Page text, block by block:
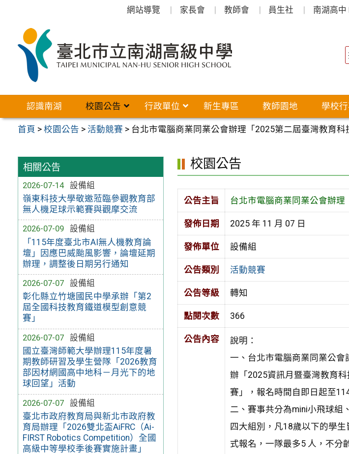
網站導覽 家長會 教師會 員生社 南湖高中
認識南湖 校園公告 行政單位 新生專區 教師園地 學校
首頁 >校園公告 > 活動競賽 > 台北市電腦商業同業公會辦理「2025第二屆臺灣教育科
相關公告
2026-07-14
設備組
嶺東科技大學敬邀蒞臨參觀教育部
無人機足球示範賽與觀摩交流
2026-07-09
設備組
「115年度臺北市AI無人機教育論
壇」因應巴威颱風影響，論壇延期
辦理，調整後日期另行通知
2026-07-07
設備組
彰化縣立竹塘國民中學承辦「第2
屆全國科技教育鐵道模型創意競
賽」
2026-07-07
設備組
國立臺灣師範大學辦理115年度暑
期教師研習及學生營隊「2026教育
部因材網國高中地科－月光下的地
球回望」活動
2026-07-07
設備組
臺北市政府教育局與新北市政府教
育局辦理「2026雙北盃AiFRC（Ai-
FIRST Robotics Competition）全國
高級中等學校季後賽實施計畫」
校園公告
公告主旨 台北市電腦商業同業公會辦理
發佈日期 2025 年 11 月 07 日
發佈單位 設備組
公告類別 活動競賽
公告等級 轉知
點閱次數 366
公告內容
說明：
一、台北市電腦商業同業公
辦「2025資訊月暨臺灣教育
賽」，報名時間自即日起至
二、賽事共分為mini小飛球組
四大組別，凡18歲以下的學
式報名，一隊最多5 人，不分